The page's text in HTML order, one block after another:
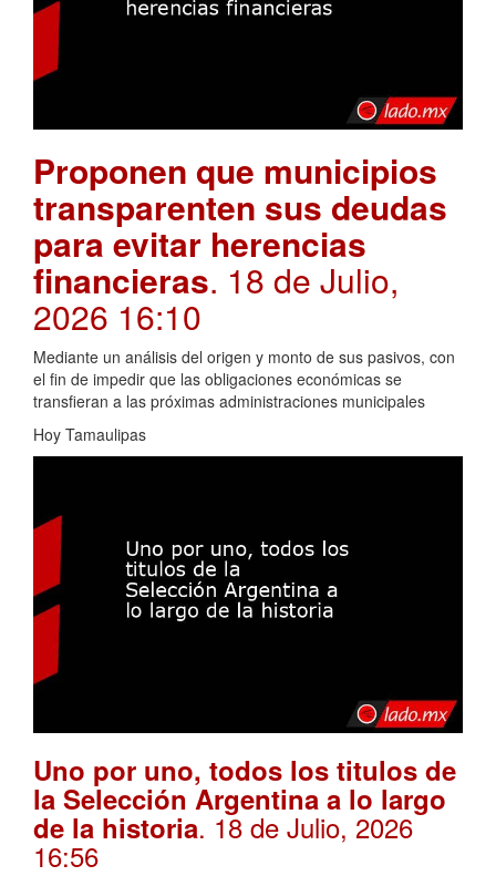
Proponen que municipios
transparenten sus deudas
para evitar herencias
financieras. 18 de Julio,
2026 16:10
Mediante un análisis del origen y monto de sus pasivos, con
el fin de impedir que las obligaciones económicas se
transfieran a las próximas administraciones municipales
Hoy Tamaulipas
Uno por uno, todos los titulos de
la Selección Argentina a lo largo
de la historia. 18 de Julio, 2026
16:56